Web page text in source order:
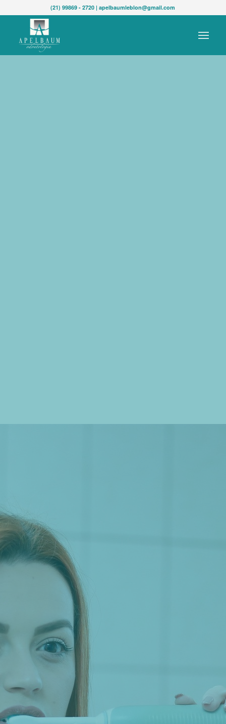
(21) 99869 - 2720 | apelbaumleblon@gmail.com